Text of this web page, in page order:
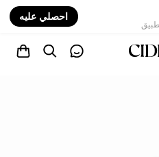
احصلي عليه